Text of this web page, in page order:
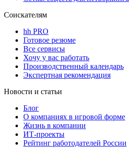
Соискателям
hh PRO
Готовое резюме
Все сервисы
Хочу у вас работать
Производственный календарь
Экспертная рекомендация
Новости и статьи
Блог
О компаниях в игровой форме
Жизнь в компании
ИТ-проекты
Рейтинг работодателей России